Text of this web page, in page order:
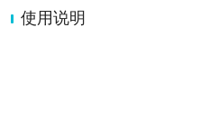
使用说明